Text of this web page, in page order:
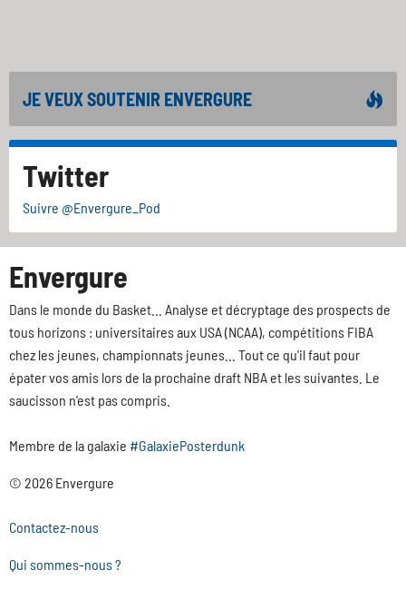
JE VEUX SOUTENIR ENVERGURE
Twitter
Suivre @Envergure_Pod
Envergure
Dans le monde du Basket... Analyse et décryptage des prospects de
tous horizons : universitaires aux USA (NCAA), compétitions FIBA
chez les jeunes, championnats jeunes... Tout ce qu'il faut pour
épater vos amis lors de la prochaine draft NBA et les suivantes. Le
saucisson n'est pas compris.
Membre de la galaxie #GalaxiePosterdunk
© 2026 Envergure
Contactez-nous
Qui sommes-nous ?